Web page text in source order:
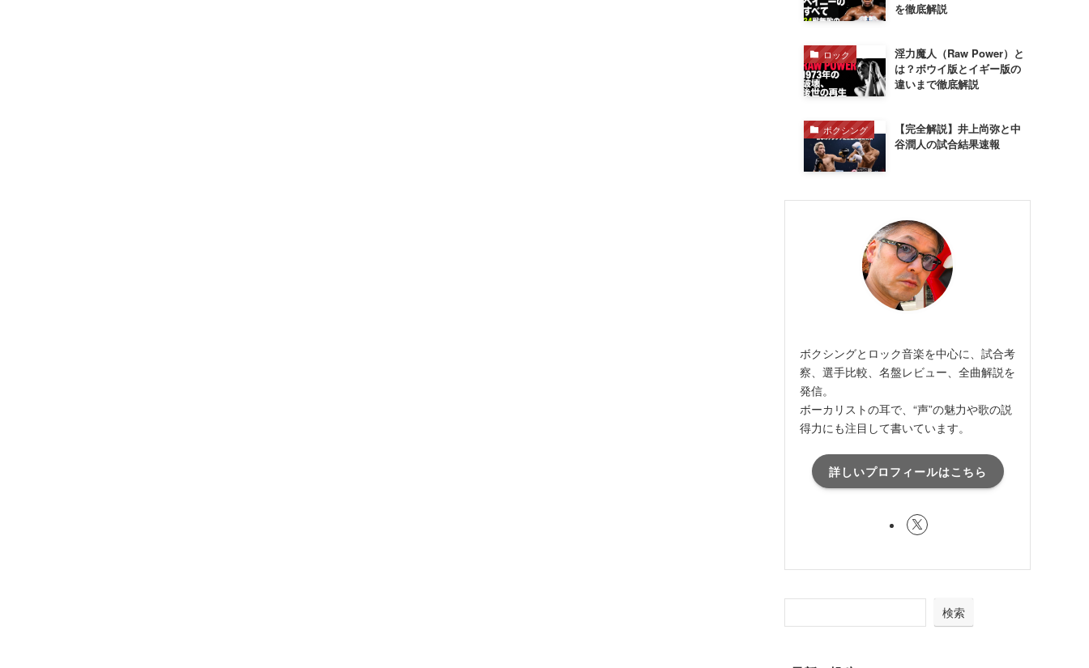
を徹底解説
ロック
淫力魔人（Raw Power）と
は？ボウイ版とイギー版の
違いまで徹底解説
ボクシング
【完全解説】井上尚弥と中
谷潤人の試合結果速報
ボクシングとロック音楽を中心に、試合考
察、選手比較、名盤レビュー、全曲解説を
発信。
ボーカリストの耳で、“声”の魅力や歌の説
得力にも注目して書いています。
詳しいプロフィールはこちら
検索